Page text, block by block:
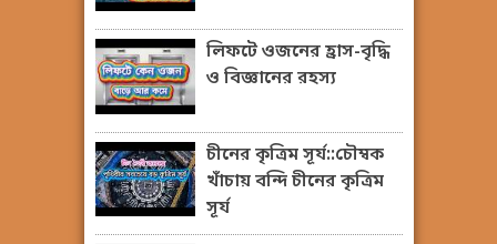
লিফটে ওজনের হ্রাস-বৃদ্ধি
ও বিজ্ঞানের রহস্য
চীনের কৃত্রিম সূর্য::চৌম্বক
খাঁচায় বন্দি চীনের কৃত্রিম
সূর্য